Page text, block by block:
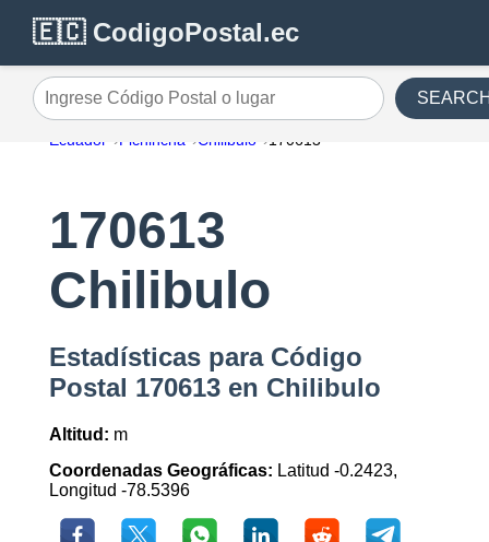
🇪🇨 CodigoPostal.ec
Ingrese Código Postal o lugar
Ecuador Pichincha Chilibulo 170613
170613
Chilibulo
Estadísticas para Código
Postal 170613 en Chilibulo
Altitud: m
Coordenadas Geográficas: Latitud -0.2423,
Longitud -78.5396